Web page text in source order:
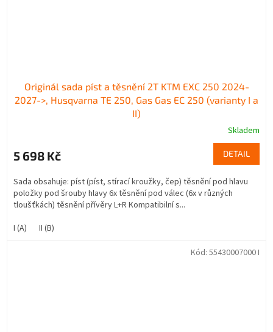
Originál sada píst a těsnění 2T KTM EXC 250 2024-
2027->, Husqvarna TE 250, Gas Gas EC 250 (varianty I a
II)
Skladem
5 698 Kč DETAIL
Sada obsahuje: píst (píst, stírací kroužky, čep) těsnění pod hlavu
položky pod šrouby hlavy 6x těsnění pod válec (6x v různých
tloušťkách) těsnění přívěry L+R Kompatibilní s...
I (A)
II (B)
Kód: 55430007000 I